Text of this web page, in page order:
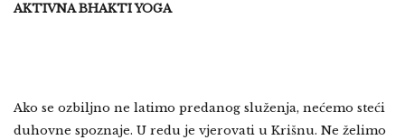
AKTIVNA BHAKTI YOGA
Ako se ozbiljno ne latimo predanog služenja, nećemo steći
duhovne spoznaje. U redu je vjerovati u Krišnu. Ne želimo